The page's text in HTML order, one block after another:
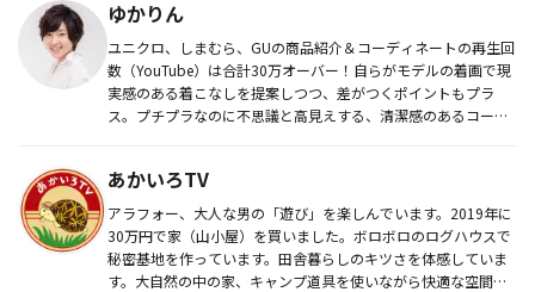
ゆかりん
ユニクロ、しまむら、GUの商品紹介＆コーディネートの再生回
数（YouTube）は合計30万オーバー！自らがモデルの着画で現
実感のある着こなしを提案しつつ、差がつくポイントもプラ
ス。プチプラなのに不思議と高見えする、清潔感のあるコーデ
あかいろTV
アラフォー、大人な男の「遊び」を楽しんでいます。2019年に
30万円で家（山小屋）を買いました。ボロボロのログハウスで
秘密基地を作っています。田舎暮らしのキツさを体感していま
す。大自然の中の家、キャンプ道具を使いながら快適な空間